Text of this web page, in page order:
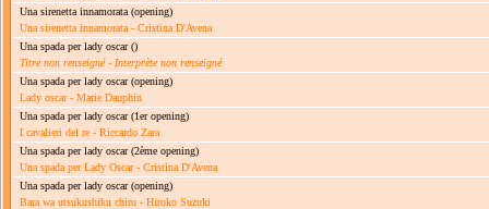
Una sirenetta innamorata (opening)
Una sirenetta innamorata - Cristina D'Avena
Una spada per lady oscar()
Titre non renseigné- Interprète non renseigné
Una spada per lady oscar(opening)
Lady oscar - Marie Dauphin
Una spada per lady oscar(1er opening)
I cavalieri del re - Riccardo Zara
Una spada per lady oscar(2ème opening)
Una spada per Lady Oscar - Cristina D'Avena
Una spada per lady oscar(opening)
Bara wa utsukushiku chiru - Hiroko Suzuki